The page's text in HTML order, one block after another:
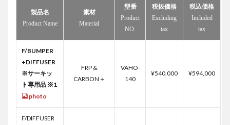
製品名
Product Name
素材
Material
型番
Product
NO.
税抜価格
Excluding
tax
税込価格
Included
tax
F/BUMPER
+DIFFUSER
※サーキッ
ト専用品 ※1
photo
FRP &
CARBON＋
VAHO-
140
¥540,000 ¥594,000
F/DIFFUSER